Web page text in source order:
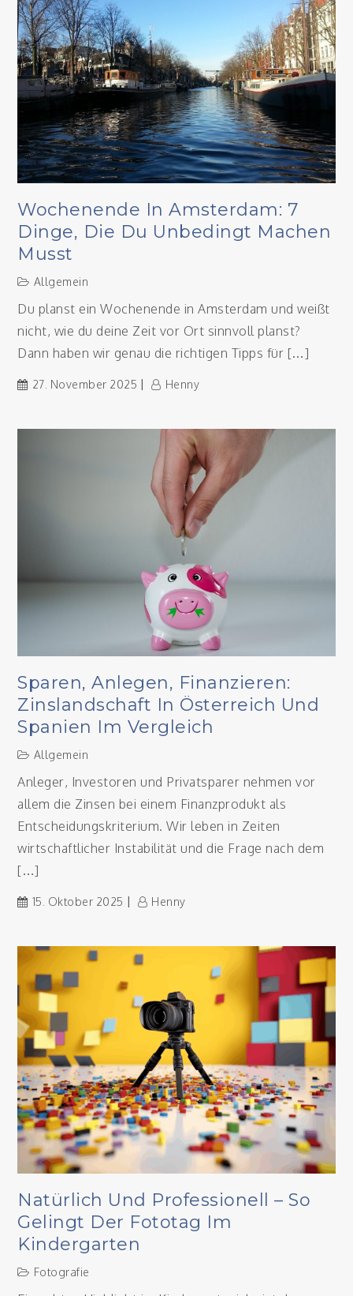
Wochenende In Amsterdam: 7
Dinge, Die Du Unbedingt Machen
Musst
Allgemein
Du planst ein Wochenende in Amsterdam und weißt
nicht, wie du deine Zeit vor Ort sinnvoll planst?
Dann haben wir genau die richtigen Tipps für […]
27. November 2025 Henny
Sparen, Anlegen, Finanzieren:
Zinslandschaft In Österreich Und
Spanien Im Vergleich
Allgemein
Anleger, Investoren und Privatsparer nehmen vor
allem die Zinsen bei einem Finanzprodukt als
Entscheidungskriterium. Wir leben in Zeiten
wirtschaftlicher Instabilität und die Frage nach dem
[…]
15. Oktober 2025 Henny
Natürlich Und Professionell – So
Gelingt Der Fototag Im
Kindergarten
Fotografie